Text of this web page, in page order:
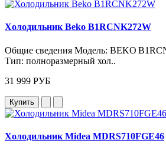
Холодильник Beko B1RCNK272W
Общие сведения Модель: BEKO
Тип: полноразмерный хол..
31 999 РУБ
Купить
Холодильник Midea MDRS710FGE46